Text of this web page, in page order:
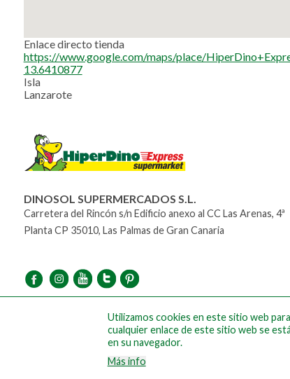
Enlace directo tienda
https://www.google.com/maps/place/
13.6410877
Isla
Lanzarote
DINOSOL SUPERMERCADOS S.L.
Carretera del Rincón s/n Edificio anexo al CC Las Arenas, 4ª
Planta CP 35010, Las Palmas de Gran Canaria
Utilizamos cookies en este sitio web
cualquier enlace de este sitio web se
en su navegador.
Más info